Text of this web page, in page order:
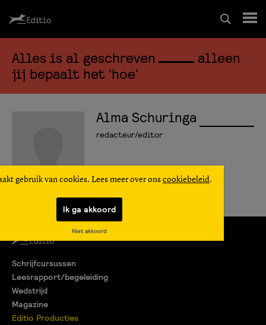
Schrijfcursussen
Leesrapport/begeleiding
Wedstrijd
Editio Producties
gebruik van cookies. Lees meer over ons cookiebeleid .
Ik ga akkoord
Niet akkoord
Alles is al geschreven
alleen
jij bepaalt het 'hoe'
Alma Schuringa
redacteur/editor
Schrijfcursussen
Leesrapport/begeleiding
Wedstrijd
Magazine
Editio Producties